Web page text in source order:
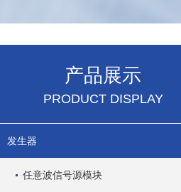
产品展示
PRODUCT DISPLAY
发生器
任意波信号源模块